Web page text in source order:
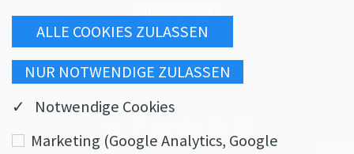
AGBs
✓ Notwendige Cookies
Marketing (Google Analytics, Google